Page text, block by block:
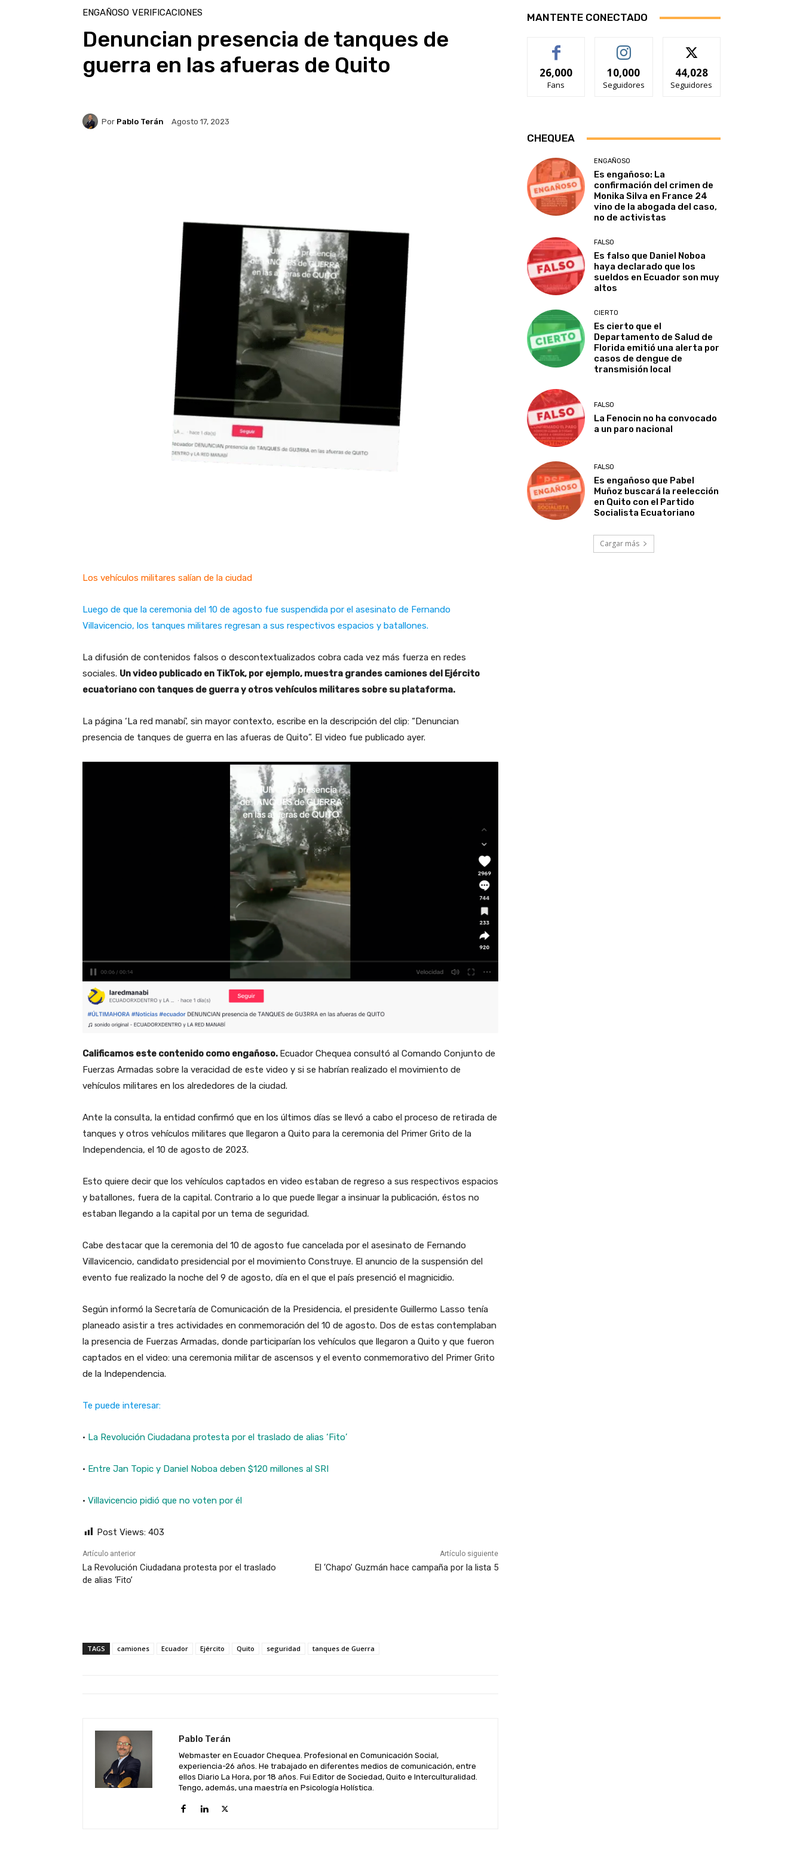
ENGAÑOSO VERIFICACIONES
Denuncian presencia de tanques de
guerra en las afueras de Quito
Por Pablo Terán Agosto 17, 2023
Los vehículos militares salían de la ciudad
Luego de que la ceremonia del 10 de agosto fue suspendida por el asesinato de Fernando
Villavicencio, los tanques militares regresan a sus respectivos espacios y batallones.
La difusión de contenidos falsos o descontextualizados cobra cada vez más fuerza en redes
sociales. Un video publicado en TikTok, por ejemplo, muestra grandes camiones del Ejército
ecuatoriano con tanques de guerra y otros vehículos militares sobre su plataforma.
La página ‘La red manabí’, sin mayor contexto, escribe en la descripción del clip: “Denuncian
presencia de tanques de guerra en las afueras de Quito”. El video fue publicado ayer.
Calificamos este contenido como engañoso. Ecuador Chequea consultó al Comando Conjunto de
Fuerzas Armadas sobre la veracidad de este video y si se habrían realizado el movimiento de
vehículos militares en los alrededores de la ciudad.
Ante la consulta, la entidad confirmó que en los últimos días se llevó a cabo el proceso de retirada de
tanques y otros vehículos militares que llegaron a Quito para la ceremonia del Primer Grito de la
Independencia, el 10 de agosto de 2023.
Esto quiere decir que los vehículos captados en video estaban de regreso a sus respectivos espacios
y batallones, fuera de la capital. Contrario a lo que puede llegar a insinuar la publicación, éstos no
estaban llegando a la capital por un tema de seguridad.
Cabe destacar que la ceremonia del 10 de agosto fue cancelada por el asesinato de Fernando
Villavicencio, candidato presidencial por el movimiento Construye. El anuncio de la suspensión del
evento fue realizado la noche del 9 de agosto, día en el que el país presenció el magnicidio.
Según informó la Secretaría de Comunicación de la Presidencia, el presidente Guillermo Lasso tenía
planeado asistir a tres actividades en conmemoración del 10 de agosto. Dos de estas contemplaban
la presencia de Fuerzas Armadas, donde participarían los vehículos que llegaron a Quito y que fueron
captados en el video: una ceremonia militar de ascensos y el evento conmemorativo del Primer Grito
de la Independencia.
Te puede interesar:
· La Revolución Ciudadana protesta por el traslado de alias ‘Fito’
· Entre Jan Topic y Daniel Noboa deben $120 millones al SRI
· Villavicencio pidió que no voten por él
Post Views: 403
Artículo anterior
La Revolución Ciudadana protesta por el traslado
de alias ‘Fito’
Artículo siguiente
El ‘Chapo’ Guzmán hace campaña por la lista 5
TAGS camiones Ecuador Ejército Quito seguridad tanques de Guerra
Pablo Terán
Webmaster en Ecuador Chequea. Profesional en Comunicación Social,
experiencia-26 años. He trabajado en diferentes medios de comunicación, entre
ellos Diario La Hora, por 18 años. Fui Editor de Sociedad, Quito e Interculturalidad.
Tengo, además, una maestría en Psicología Holística.
MANTENTE CONECTADO
26,000
Fans
10,000
Seguidores
44,028
Seguidores
CHEQUEA
ENGAÑOSO
Es engañoso: La
confirmación del crimen de
Monika Silva en France 24
vino de la abogada del caso,
no de activistas
FALSO
Es falso que Daniel Noboa
haya declarado que los
sueldos en Ecuador son muy
altos
CIERTO
Es cierto que el
Departamento de Salud de
Florida emitió una alerta por
casos de dengue de
transmisión local
FALSO
La Fenocin no ha convocado
a un paro nacional
FALSO
Es engañoso que Pabel
Muñoz buscará la reelección
en Quito con el Partido
Socialista Ecuatoriano
Cargar más